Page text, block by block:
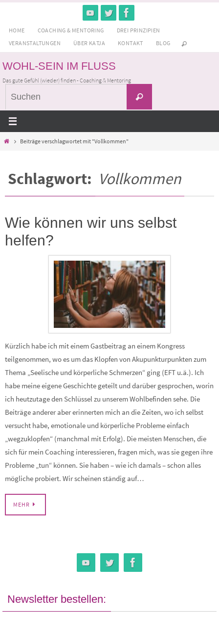
springen
HOME COACHING & MENTORING
DREI PRINZIPIEN
VERANSTALTUNGEN
ÜBER KATJA KONTAKT BLOG
WOHL-SEIN IM FLUSS
Das gute Gefühl (wieder) finden - Coaching & Mentoring
Suchen
HomeBeiträge verschlagwortet mit "Vollkommen"
Schlagwort: Vollkommen
Wie können wir uns selbst
helfen?
Kürzlich habe ich mit einem Gastbeitrag an einem Kongress
teilgenommen, wo es um das Klopfen von Akupunkturpunkten zum
Thema „Seelische und körperliche Schmerzen“ ging (EFT u.ä.). Ich
habe meine eigene Geschichte geteilt und darüber gesprochen, worin
ich heutzutage den Schlüssel zu unserem Wohlbefinden sehe. Die
Beiträge anderer aber erinnerten mich an die Zeiten, wo ich selbst
versucht habe, emotionale und körperliche Probleme einfach
„wegzuklopfen“ (manchmal mit Erfolg). Die meisten Menschen, die
sich für mein Coaching interessieren, fragen mich, was sie gegen ihre
Probleme „tun“ können. Sie haben – wie ich damals – schon alles
mögliche probiert. Wir scheinen ständig auf…
MEHR
Newsletter bestellen: